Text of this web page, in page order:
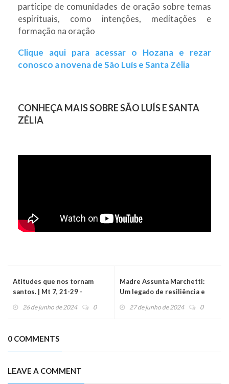
participe de comunidades de oração sobre temas
espirituais, como intenções, meditações e
formação na oração
Clique aqui para acessar o Hozana e rezar
conosco a novena de São Luís e Santa Zélia
CONHEÇA MAIS SOBRE SÃO LUÍS E SANTA
ZÉLIA
Atitudes que nos tornam
santos. | Mt 7, 21-29 -
(27/06/2024)
26 de junho de 2024 0
Madre Assunta Marchetti:
Um legado de resiliência e
crise
27 de junho de 2024 0
0 COMMENTS
LEAVE A COMMENT